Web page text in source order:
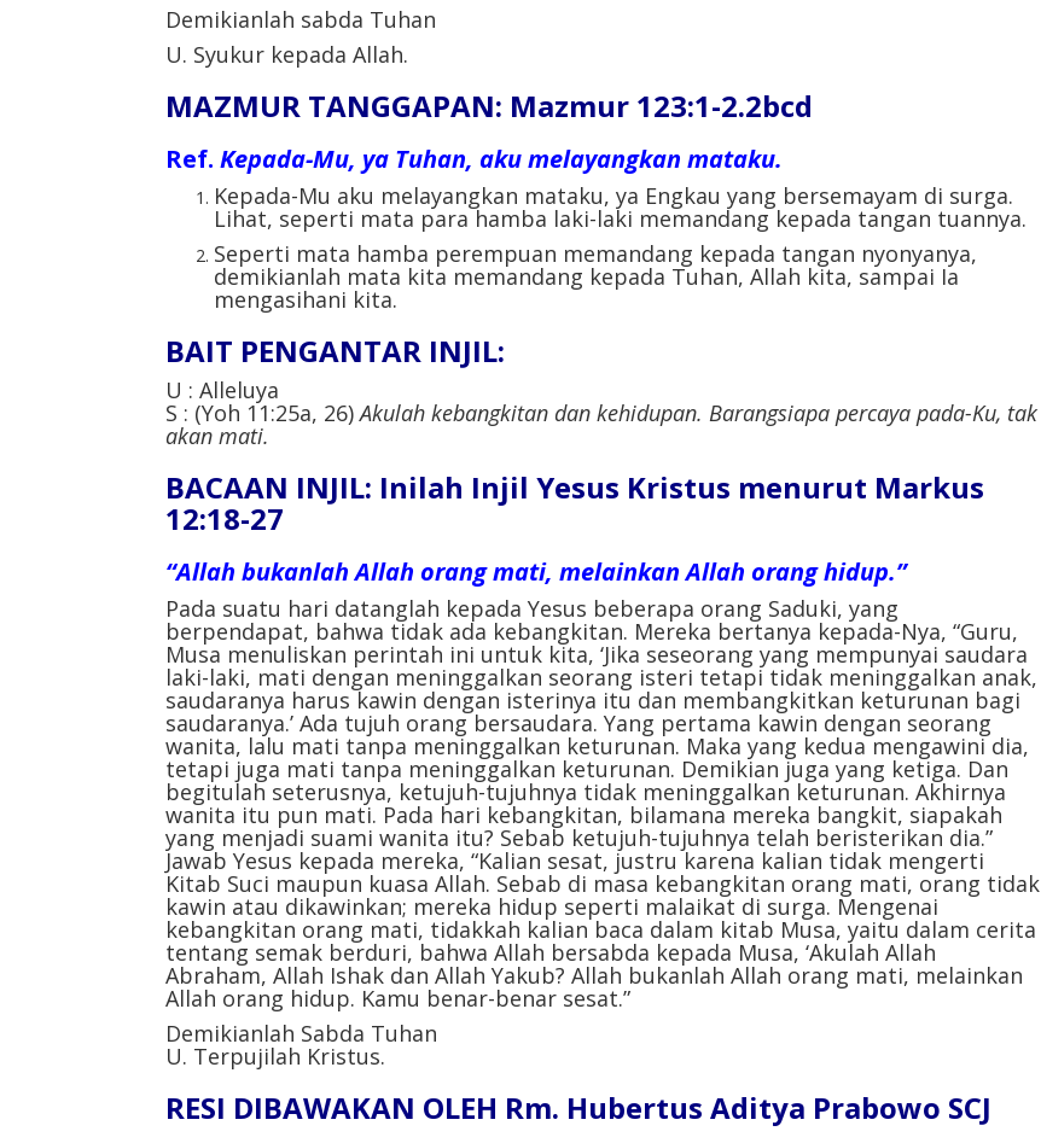
Demikianlah sabda Tuhan
U. Syukur kepada Allah.
MAZMUR TANGGAPAN: Mazmur 123:1-2.2bcd
Ref. Kepada-Mu, ya Tuhan, aku melayangkan mataku.
Kepada-Mu aku melayangkan mataku, ya Engkau yang bersemayam di surga.
Lihat, seperti mata para hamba laki-laki memandang kepada tangan tuannya.
Seperti mata hamba perempuan memandang kepada tangan nyonyanya,
demikianlah mata kita memandang kepada Tuhan, Allah kita, sampai Ia
mengasihani kita.
BAIT PENGANTAR INJIL:
U : Alleluya
S : (Yoh 11:25a, 26)Akulah kebangkitan dan kehidupan. Barangsiapa percaya pada-Ku, tak
akan mati.
BACAAN INJIL: Inilah Injil Yesus Kristus menurut Markus
12:18-27
“Allah bukanlah Allah orang mati, melainkan Allah orang hidup.”
Pada suatu hari datanglah kepada Yesus beberapa orang Saduki, yang
berpendapat, bahwa tidak ada kebangkitan. Mereka bertanya kepada-Nya, “Guru,
Musa menuliskan perintah ini untuk kita, ‘Jika seseorang yang mempunyai saudara
laki-laki, mati dengan meninggalkan seorang isteri tetapi tidak meninggalkan anak,
saudaranya harus kawin dengan isterinya itu dan membangkitkan keturunan bagi
saudaranya.’ Ada tujuh orang bersaudara. Yang pertama kawin dengan seorang
wanita, lalu mati tanpa meninggalkan keturunan. Maka yang kedua mengawini dia,
tetapi juga mati tanpa meninggalkan keturunan. Demikian juga yang ketiga. Dan
begitulah seterusnya, ketujuh-tujuhnya tidak meninggalkan keturunan. Akhirnya
wanita itu pun mati. Pada hari kebangkitan, bilamana mereka bangkit, siapakah
yang menjadi suami wanita itu? Sebab ketujuh-tujuhnya telah beristerikan dia.”
Jawab Yesus kepada mereka, “Kalian sesat, justru karena kalian tidak mengerti
Kitab Suci maupun kuasa Allah. Sebab di masa kebangkitan orang mati, orang tidak
kawin atau dikawinkan; mereka hidup seperti malaikat di surga. Mengenai
kebangkitan orang mati, tidakkah kalian baca dalam kitab Musa, yaitu dalam cerita
tentang semak berduri, bahwa Allah bersabda kepada Musa, ‘Akulah Allah
Abraham, Allah Ishak dan Allah Yakub? Allah bukanlah Allah orang mati, melainkan
Allah orang hidup. Kamu benar-benar sesat.”
Demikianlah Sabda Tuhan
U. Terpujilah Kristus.
RESI DIBAWAKAN OLEH Rm. Hubertus Aditya Prabowo SCJ